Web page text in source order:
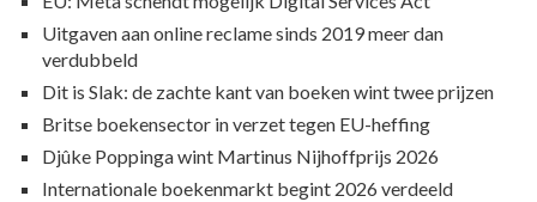
Uitgaven aan online reclame sinds 2019 meer dan
verdubbeld
Dit is Slak: de zachte kant van boeken wint twee prijzen
Britse boekensector in verzet tegen EU-heffing
Djûke Poppinga wint Martinus Nijhoffprijs 2026
Internationale boekenmarkt begint 2026 verdeeld